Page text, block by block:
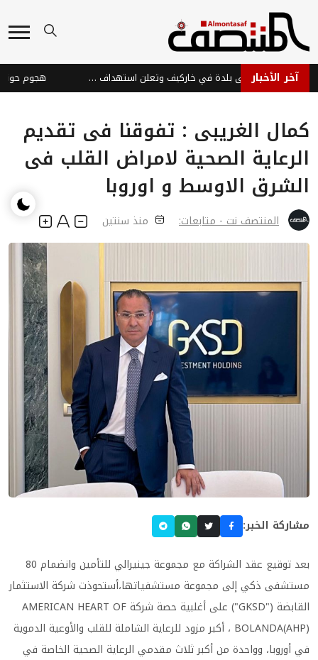
آخر الأخبار روسيا تسيطر على بلدة في خاركيف وتعلن استهداف سفن أوكرانية
كمال الغريبى : تفوقنا فى تقديم
الرعاية الصحية لامراض القلب فى
الشرق الاوسط و اوروبا
المنتصف نت - متابعات: منذ سنتين
مشاركة الخبر:
بعد توقيع عقد الشراكة مع مجموعة جينيرالي للتأمين وانضمام 80
مستشفى ذكي إلى مجموعة مستشفياتها،أستحوذت شركة الاستثمار
القابضة ("GKSD") على أغلبية حصة شركة AMERICAN HEART OF
BOLANDA(AHP) ، أكبر مزود للرعاية الشاملة للقلب والأوعية الدموية
في أوروبا، وواحدة من أكبر ثلاث مقدمي الرعاية الصحية الخاصة في